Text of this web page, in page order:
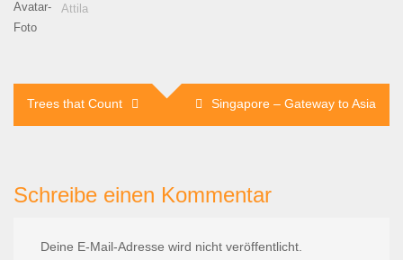
Attila
Beitragsnavigation
Trees that Count Singapore – Gateway to Asia
Schreibe einen Kommentar
Deine E-Mail-Adresse wird nicht veröffentlicht.